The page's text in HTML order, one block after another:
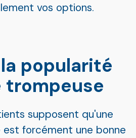
vos options.
popularité
supposent qu'une
est forcément une bonne